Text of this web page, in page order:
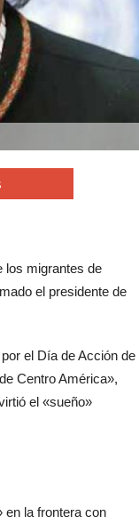
los migrantes de
el presidente de
el Día de Acción de
Centro América»,
el «sueño»
en la frontera con